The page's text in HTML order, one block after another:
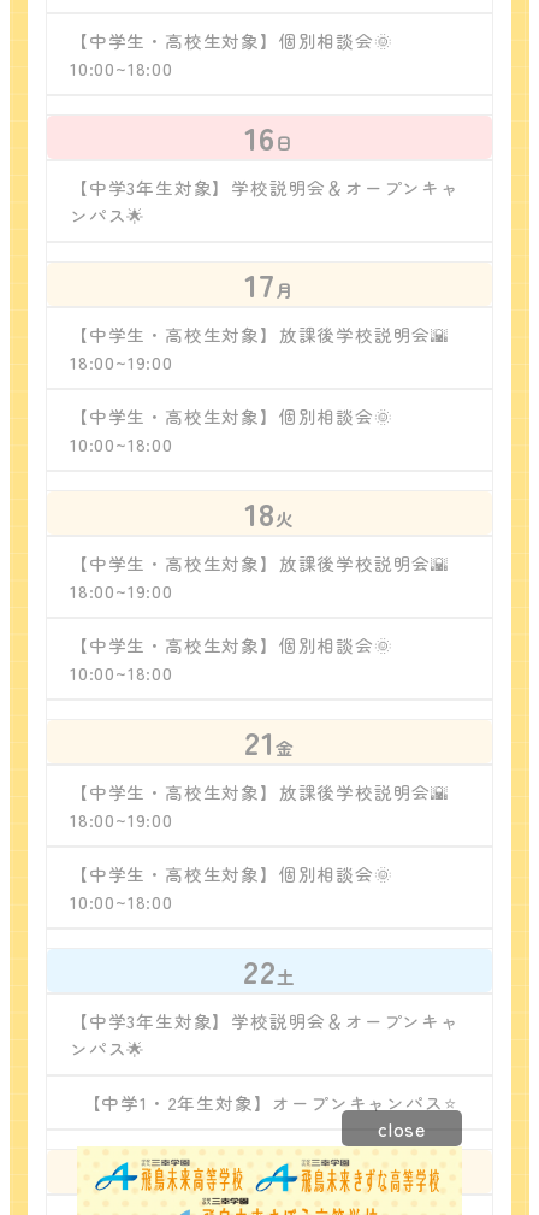
【中学生・高校生対象】個別相談会🌞
10:00~18:00
16日
【中学3年生対象】学校説明会＆オープンキャ
ンパス🌟
17月
【中学生・高校生対象】放課後学校説明会🌇
18:00~19:00
【中学生・高校生対象】個別相談会🌞
10:00~18:00
18火
【中学生・高校生対象】放課後学校説明会🌇
18:00~19:00
【中学生・高校生対象】個別相談会🌞
10:00~18:00
21金
【中学生・高校生対象】放課後学校説明会🌇
18:00~19:00
【中学生・高校生対象】個別相談会🌞
10:00~18:00
22土
【中学3年生対象】学校説明会＆オープンキャ
ンパス🌟
【中学1・2年生対象】オープンキャンパス⭐
24月
close